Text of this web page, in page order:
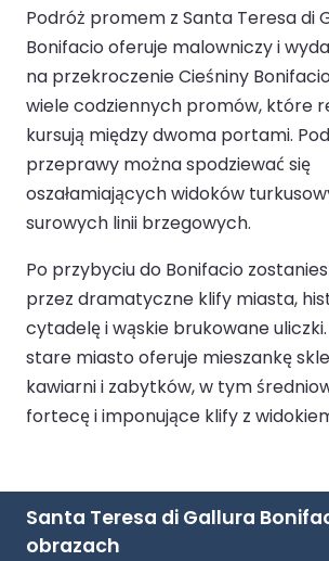
Podróż promem z Santa Teresa di
Bonifacio oferuje malowniczy i
na przekroczenie Cieśniny
wiele codziennych promów, które
kursują między dwoma portami.
przeprawy można spodziewać się
oszałamiających widoków
surowych linii brzegowych.
Po przybyciu do Bonifacio
przez dramatyczne klify miasta,
cytadelę i wąskie brukowane
stare miasto oferuje mieszankę
kawiarni i zabytków, w tym
fortecę i imponujące klify z
Santa Teresa di Gallura
obrazach